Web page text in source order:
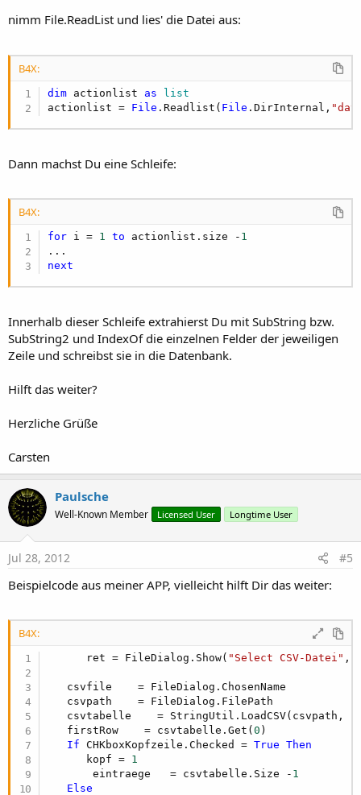
nimm File.ReadList und lies' die Datei aus:
B4X:
dim actionlist as list
actionlist = File .Readlist( File .DirInternal,
Dann machst Du eine Schleife:
B4X:
for i = 1 to actionlist.size - 1
next
Innerhalb dieser Schleife extrahierst Du mit SubString bzw.
SubString2 und IndexOf die einzelnen Felder der jeweiligen
Zeile und schreibst sie in die Datenbank.
Hilft das weiter?
Herzliche Grüße
Carsten
Paulsche
Well-Known Member Licensed User Longtime User
Jul 28, 2012 #5
Beispielcode aus meiner APP, vielleicht hilft Dir das weiter:
B4X:
      ret = FileDialog.Show(
"Select CSV-Datei" ,
   csvfile    = FileDialog.ChosenName
   csvpath    = FileDialog.FilePath
csvtabelle    = StringUtil.LoadCSV(csvpath,
   firstRow    = csvtabelle.Get(
0
If CHKboxKopfzeile.Checked = True
Then
      kopf =
1
       eintraege   = csvtabelle.Size -
1
Else